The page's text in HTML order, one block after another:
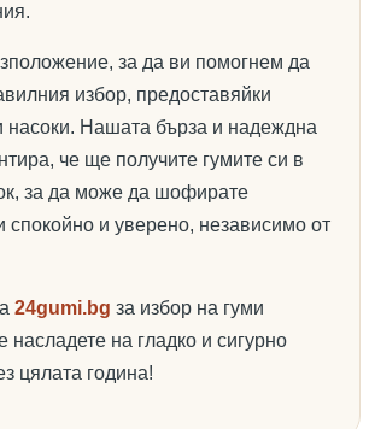
за да ви помогнем да
избор, предоставяйки
Нашата бърза и надеждна
че ще получите гумите си в
за да може да шофирате
спокойно и уверено, независимо от
24gumi.bg за избор на гуми
насладете на гладко и сигурно
цялата година!